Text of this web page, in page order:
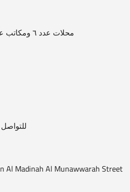
محلات عدد ٦ ومكاتب عدد ١٢ من ضمنهم ٤ استديوهات
للتواصل مع
Al Madinah Al Munawwarah Street